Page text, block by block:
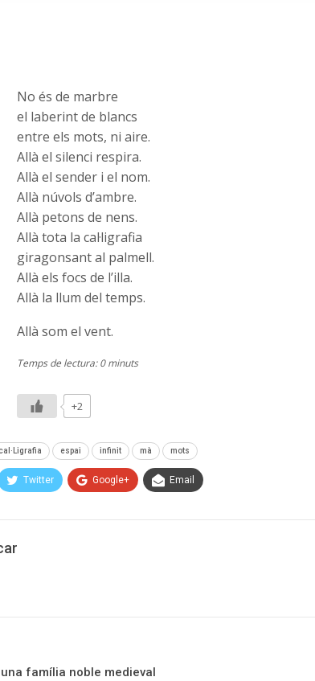
No és de marbre
el laberint de blancs
entre els mots, ni aire.
Allà el silenci respira.
Allà el sender i el nom.
Allà núvols d’ambre.
Allà petons de nens.
Allà tota la cal·ligrafia
giragonsant al palmell.
Allà els focs de l’illa.
Allà la llum del temps.
Allà som el vent.
Temps de lectura: 0 minuts
+2
cal·Ligrafia espai infinit mà mots
Twitter Google+ Email
família noble medieval